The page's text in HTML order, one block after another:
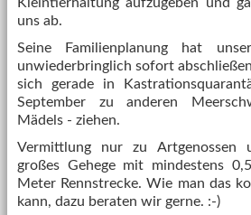
uns ab.
Seine Familienplanung hat
unwiederbringlich sofort
sich gerade in
September zu anderen
Mädels - ziehen.
Vermittlung nur zu Artgenossen
großes Gehege mit mindestens
Meter Rennstrecke. Wie man das
kann, dazu beraten wir gerne. :-)